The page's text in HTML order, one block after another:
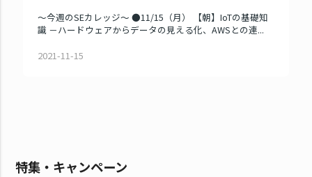
～今週のSEカレッジ～ ●11/15（月） 【朝】IoTの基礎知
識 －ハードウェアからデータの見える化、AWSとの連...
2021-11-15
特集・キャンペーン